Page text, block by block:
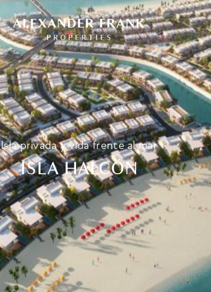
Isla privada y vida frente al mar
ISLA HALCÓN